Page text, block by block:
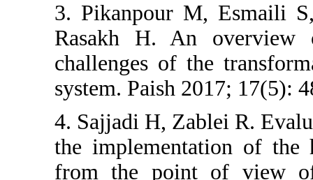
3.
Rasakh
system.
4. Sajjadi
the
from the